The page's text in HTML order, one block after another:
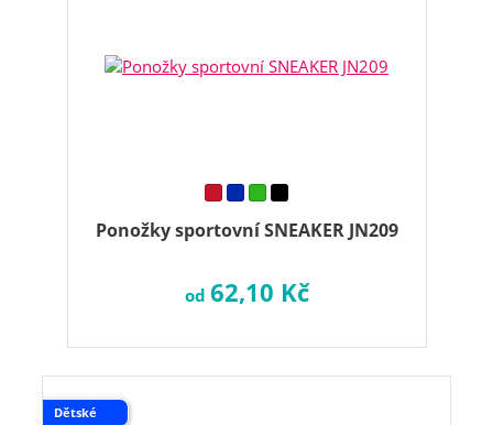
Ponožky sportovní SNEAKER JN209
od 62,10 Kč
Dětské